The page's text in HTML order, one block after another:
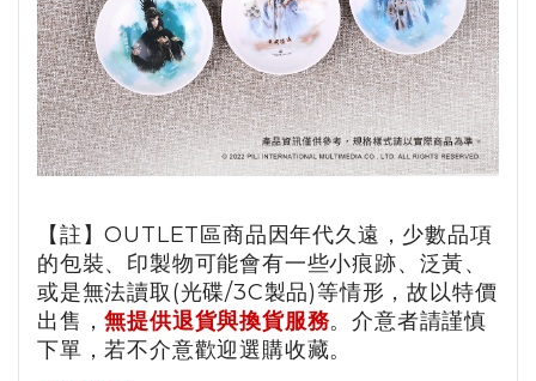
【註】OUTLET區商品因年代久遠，少數品項
的包裝、印製物可能會有一些小痕跡、泛黃、
或是無法讀取(光碟/3C製品)等情形，故以特價
出售，無提供退貨與換貨服務。介意者請謹慎
下單，若不介意歡迎選購收藏。